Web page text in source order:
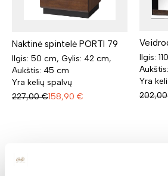
Naktinė spintelė PORTI 79
Ilgis: 50 cm, Gylis: 42 cm,
Aukštis: 45 cm
Yra kelių spalvų
227,00 €158,90 €
Ilgis:
Yra
202,00